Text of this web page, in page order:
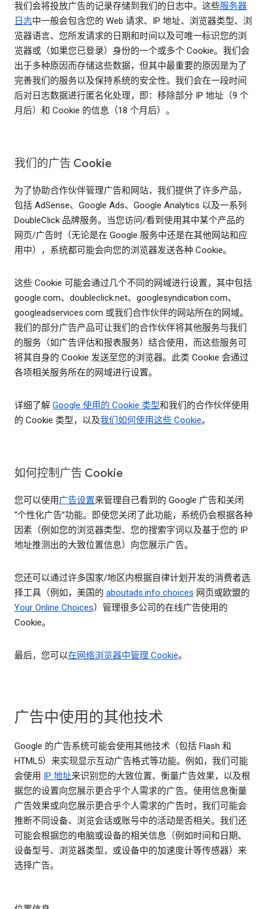
我们会将投放广告的记录存储到我们的日志中。这些服务器
日志中一般会包含您的 Web 请求、IP 地址、浏览器类型、浏
览器语言、您所发请求的日期和时间以及可唯一标识您的浏
览器或（如果您已登录）身份的一个或多个 Cookie。我们会
出于多种原因而存储这些数据，但其中最重要的原因是为了
完善我们的服务以及保持系统的安全性。我们会在一段时间
后对日志数据进行匿名化处理，即：移除部分 IP 地址（9 个
月后）和 Cookie 的信息（18 个月后）。
我们的广告 Cookie
为了协助合作伙伴管理广告和网站，我们提供了许多产品，
包括 AdSense、Google Ads、Google Analytics 以及一系列
DoubleClick 品牌服务。当您访问/看到使用其中某个产品的
网页/广告时（无论是在 Google 服务中还是在其他网站和应
用中），系统都可能会向您的浏览器发送各种 Cookie。
这些 Cookie 可能会通过几个不同的网域进行设置，其中包括
google.com、doubleclick.net、googlesyndication.com、
googleadservices.com 或我们合作伙伴的网站所在的网域。
我们的部分广告产品可让我们的合作伙伴将其他服务与我们
的服务（如广告评估和报表服务）结合使用，而这些服务可
将其自身的 Cookie 发送至您的浏览器。此类 Cookie 会通过
各项相关服务所在的网域进行设置。
详细了解 Google 使用的 Cookie 类型和我们的合作伙伴使用
的 Cookie 类型，以及我们如何使用这些 Cookie。
如何控制广告 Cookie
您可以使用广告设置来管理自己看到的 Google 广告和关闭
“个性化广告”功能。即使您关闭了此功能，系统仍会根据各种
因素（例如您的浏览器类型、您的搜索字词以及基于您的 IP
地址推测出的大致位置信息）向您展示广告。
您还可以通过许多国家/地区内根据自律计划开发的消费者选
择工具（例如，美国的 aboutads.info choices 网页或欧盟的
Your Online Choices）管理很多公司的在线广告使用的
Cookie。
最后，您可以在网络浏览器中管理 Cookie。
广告中使用的其他技术
Google 的广告系统可能会使用其他技术（包括 Flash 和
HTML5）来实现显示互动广告格式等功能。例如，我们可能
会使用 IP 地址来识别您的大致位置、衡量广告效果，以及根
据您的设置向您展示更合乎个人需求的广告。使用信息衡量
广告效果或向您展示更合乎个人需求的广告时，我们可能会
推断不同设备、浏览会话或账号中的活动是否相关。我们还
可能会根据您的电脑或设备的相关信息（例如时间和日期、
设备型号、浏览器类型，或设备中的加速度计等传感器）来
选择广告。